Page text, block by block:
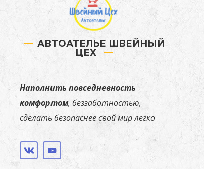
АВТОАТЕЛЬЕ ШВЕЙНЫЙ
ЦЕХ
Наполнить повседневность
комфортом, беззаботностью,
сделать безопаснее свой мир легко